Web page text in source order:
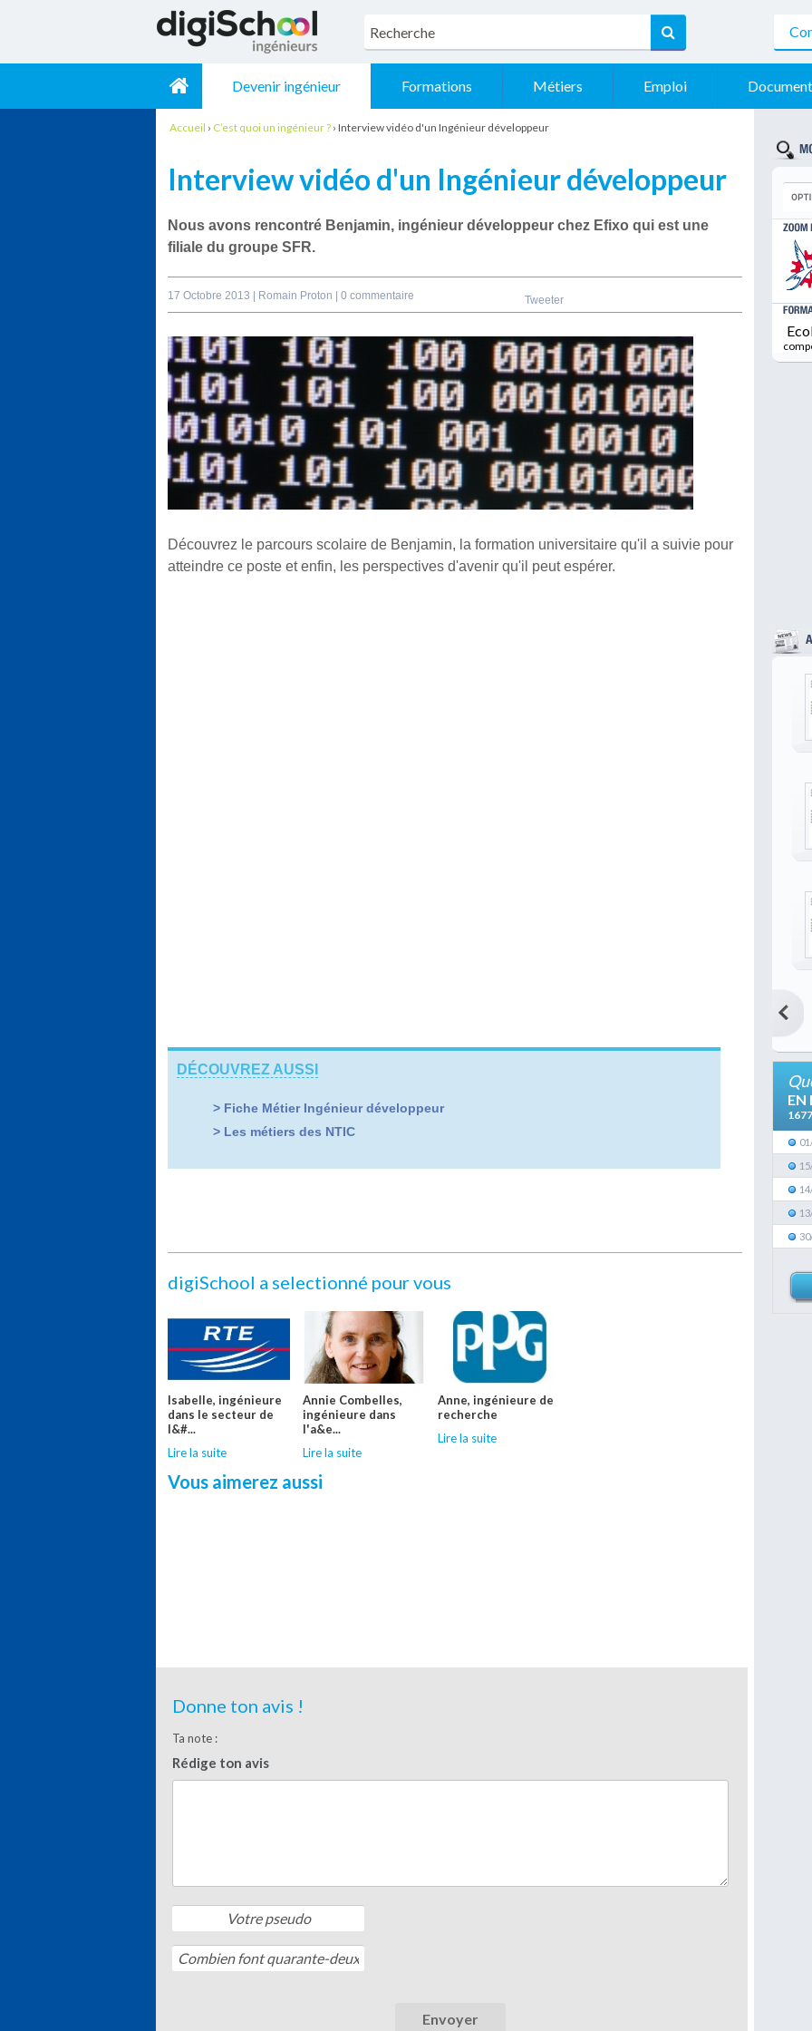
Devenir ingénieur Formations Métiers Emploi
Accueil › C’est quoi un ingénieur ? ›Interview vidéo d'un Ingénieur développeur
Interview vidéo d'un Ingénieur développeur
Nous avons rencontré Benjamin, ingénieur développeur chez Efixo qui est une
filiale du groupe SFR.
17 Octobre 2013 | Romain Proton |0 commentaire Tweeter
Découvrez le parcours scolaire de Benjamin, la formation universitaire qu'il a suivie pour
atteindre ce poste et enfin, les perspectives d'avenir qu'il peut espérer.
DÉCOUVREZ AUSSI
> Fiche Métier Ingénieur développeur
> Les métiers des NTIC
digiSchool a selectionné pour vous
Isabelle, ingénieure
dans le secteur de
l&#...
Lire la suite
Annie Combelles,
ingénieure dans
l'a&e...
Lire la suite
Anne, ingénieure de
recherche
Lire la suite
Vous aimerez aussi
Donne ton avis !
Ta note :
Rédige ton avis
EN